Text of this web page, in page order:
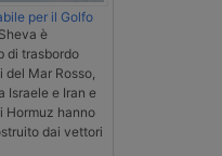
per il Golfo
è
di trasbordo
Mar Rosso,
Israele e Iran e
Hormuz hanno
dai vettori